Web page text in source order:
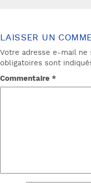
L’ARTICLE
LAISSER UN
Votre adresse e-mail ne
obligatoires sont
Commentaire*